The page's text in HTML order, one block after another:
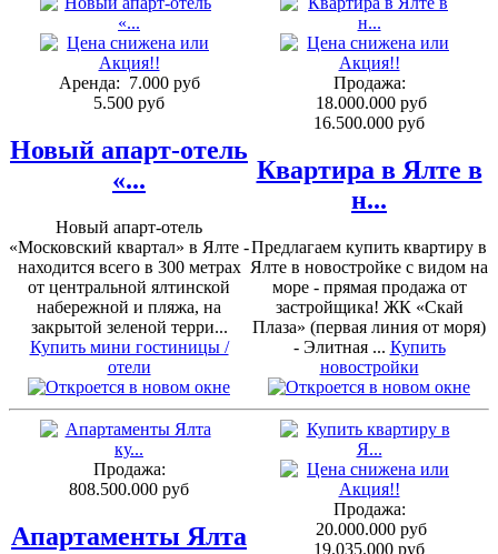
Аренда: 7.000 руб
5.500 руб
Новый апарт-отель
«...
Новый апарт-отель
«Московский квартал» в Ялте -
находится всего в 300 метрах
от центральной ялтинской
набережной и пляжа, на
закрытой зеленой терри...
Купить мини гостиницы /
отели
Продажа:
18.000.000 руб
16.500.000 руб
Квартира в Ялте в
н...
Предлагаем купить квартиру в
Ялте в новостройке с видом на
море - прямая продажа от
застройщика! ЖК «Скай
Плаза» (первая линия от моря)
- Элитная ... Купить
новостройки
Продажа:
808.500.000 руб
Апартаменты Ялта
Продажа:
20.000.000 руб
19.035.000 руб